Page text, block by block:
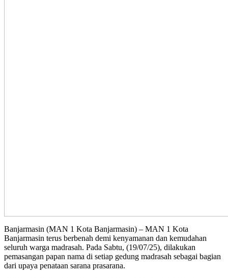
Banjarmasin (MAN 1 Kota Banjarmasin) – MAN 1 Kota
Banjarmasin terus berbenah demi kenyamanan dan kemudahan
seluruh warga madrasah. Pada Sabtu, (19/07/25), dilakukan
pemasangan papan nama di setiap gedung madrasah sebagai bagian
dari upaya penataan sarana prasarana.